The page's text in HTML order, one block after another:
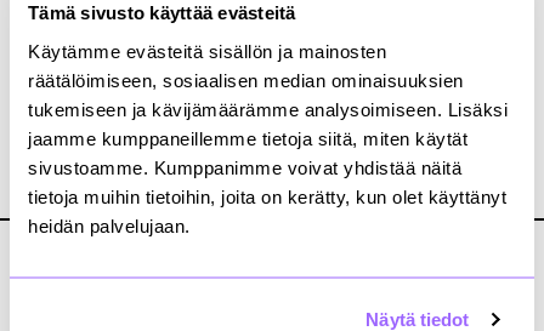
Tämä sivusto käyttää evästeitä
Käytämme evästeitä sisällön ja mainosten
räätälöimiseen, sosiaalisen median ominaisuuksien
tukemiseen ja kävijämäärämme analysoimiseen. Lisäksi
jaamme kumppaneillemme tietoja siitä, miten käytät
sivustoamme. Kumppanimme voivat yhdistää näitä
tietoja muihin tietoihin, joita on kerätty, kun olet käyttänyt
heidän palvelujaan.
Näytä tiedot
Suhdannetilanne ja suurten
rakennushankkeiden
kustannusarvioiden luotettavuus
21.09.2023